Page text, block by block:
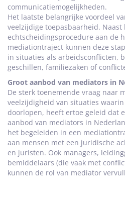
communicatiemogelijkheden.
Het laatste belangrijke voordeel
veelzijdige toepasbaarheid.
echtscheidingsprocedure aan de
mediationtraject kunnen deze
in situaties als arbeidsconflicten,
geschillen, familiezaken of
Groot aanbod van mediators in
De sterk toenemende vraag naar
veelzijdigheid van situaties
doorlopen, heeft ertoe geleid dat
aanbod van mediators in
het begeleiden in een
aan mensen met een juridische
en juristen. Ook managers,
bemiddelaars (die vaak met
kunnen de rol van mediator